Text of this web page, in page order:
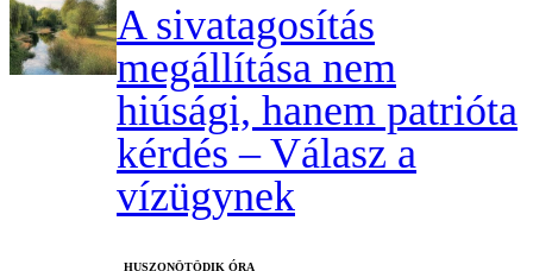
A sivatagosítás
megállítása nem
hiúsági, hanem patrióta
kérdés – Válasz a
vízügynek
HUSZONÖTÖDIK ÓRA